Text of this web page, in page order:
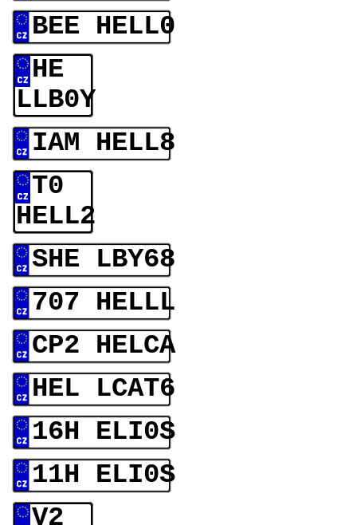
BEE HELL0
HE
LLB0Y
IAM HELL8
T0
HELL2
SHE LBY68
707 HELLL
CP2 HELCA
HEL LCAT6
16H ELI0S
11H ELI0S
V2